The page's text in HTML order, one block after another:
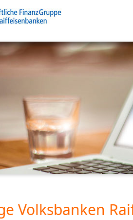
Volksbanken